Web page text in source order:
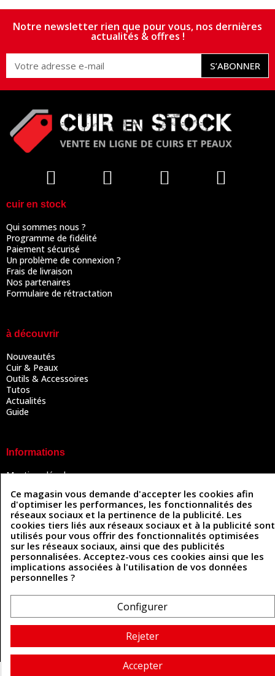
Notre newsletter rien que pour vous, nos dernières
actualités & offres !
S’ABONNER
cuir en stock
Qui sommes nous ?
Programme de fidélité
Paiement sécurisé
Un problème de connexion ?
Frais de livraison
Nos partenaires
Formulaire de rétractation
à découvrir
Nouveautés
Cuir & Peaux
Outils & Accessoires
Tutos
Actualités
Guide
Informations
Mentions légales
Politique de confidentialité
Politique des cookies
Contactez-nous
Coordonnées
493 Chemin de Catougnac
81300 Graulhet
contact@cuirenstock.com
Ce magasin vous demande d'accepter les cookies afin
d'optimiser les performances, les fonctionnalités des
réseaux sociaux et la pertinence de la publicité. Les
cookies tiers liés aux réseaux sociaux et à la publicité sont
utilisés pour vous offrir des fonctionnalités optimisées
sur les réseaux sociaux, ainsi que des publicités
personnalisées. Acceptez-vous ces cookies ainsi que les
implications associées à l'utilisation de vos données
personnelles ?
Configurer
Rejeter
Accepter